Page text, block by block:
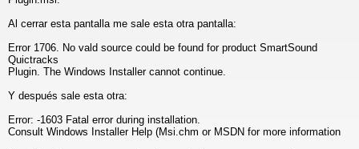
Al cerrar esta pantalla me sale esta otra pantalla:
Error 1706. No vald source could be found for product SmartSound
Quictracks
Plugin. The Windows Installer cannot continue.
Y después sale esta otra:
Error: -1603 Fatal error during installation.
Consult Windows Installer Help (Msi.chm or MSDN for more information